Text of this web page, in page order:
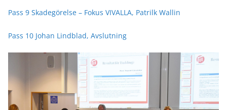
Pass 9 Skadegörelse – Fokus VIVALLA, Patrilk Wallin
Pass 10 Johan Lindblad, Avslutning